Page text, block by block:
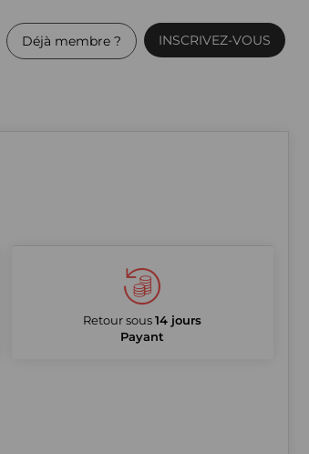
INSCRIVEZ-VOUS
Déjà membre ?
Retour sous14 jours
Payant